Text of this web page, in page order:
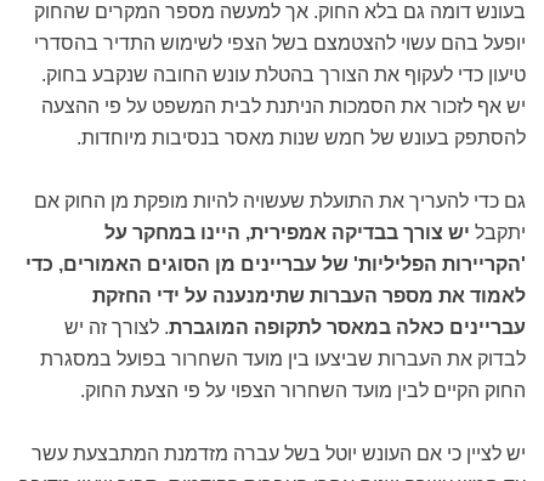
בעונש דומה גם בלא החוק. אך למעשה מספר המקרים שהחוק
יופעל בהם עשוי להצטמצם בשל הצפי לשימוש התדיר בהסדרי
טיעון כדי לעקוף את הצורך בהטלת עונש החובה שנקבע בחוק.
יש אף לזכור את הסמכות הניתנת לבית המשפט על פי ההצעה
להסתפק בעונש של חמש שנות מאסר בנסיבות מיוחדות.
גם כדי להעריך את התועלת שעשויה להיות מופקת מן החוק אם
יתקבל יש צורך בבדיקה אמפירית, היינו במחקר על
'הקריירות הפליליות' של עבריינים מן הסוגים האמורים, כדי
לאמוד את מספר העברות שתימנענה על ידי החזקת
עבריינים כאלה במאסר לתקופה המוגברת. לצורך זה יש
לבדוק את העברות שביצעו בין מועד השחרור בפועל במסגרת
החוק הקיים לבין מועד השחרור הצפוי על פי הצעת החוק.
יש לציין כי אם העונש יוטל בשל עברה מזדמנת המתבצעת עשר